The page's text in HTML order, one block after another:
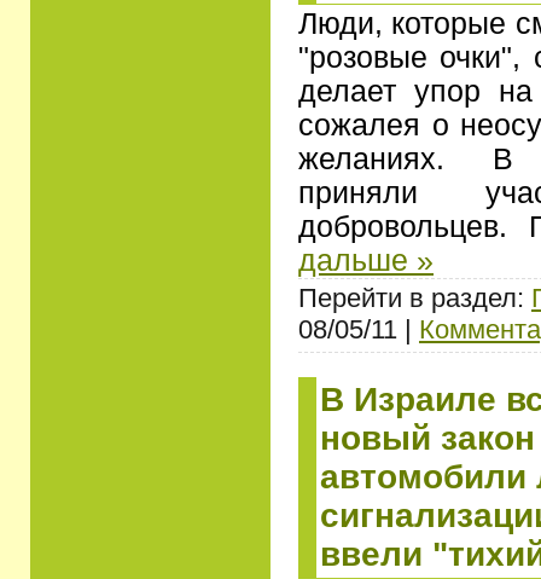
Люди, которые
"розовые очки",
делает упор на
сожалея о
желаниях. В
приняли
добровольцев.
дальше »
Перейти в раздел:
08/05/11 |
В Израиле
новый
автомобили
ввели